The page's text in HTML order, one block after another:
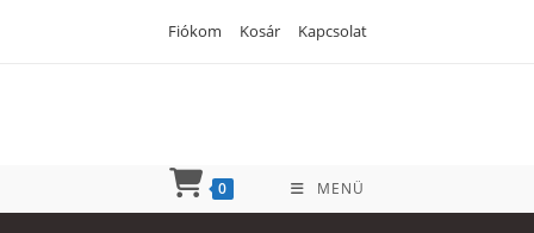
Fiókom Kosár Kapcsolat
0 MENÜ